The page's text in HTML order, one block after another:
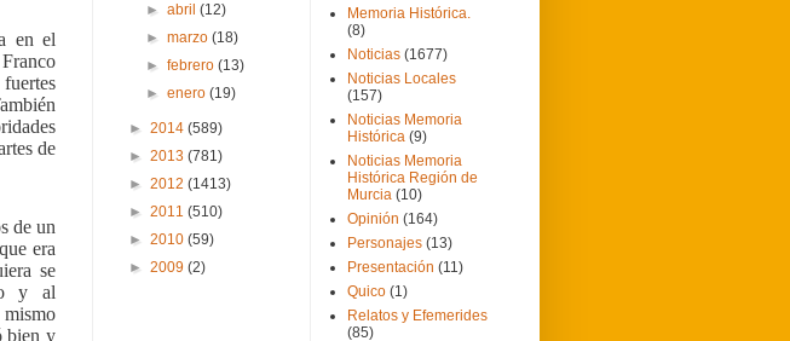
en el
de
de un
era
se
y al
bien y
►abril(12)
►marzo(18)
►febrero(13)
►enero(19)
► 2014 (589)
► 2013 (781)
► 2012 (1413)
► 2011 (510)
► 2010 (59)
► 2009 (2)
Memoria Histórica.
(8)
Noticias (1677)
Noticias Locales
(157)
Noticias Memoria
Histórica (9)
Noticias Memoria
Histórica Región de
Murcia (10)
Opinión (164)
Personajes (13)
Presentación (11)
Quico (1)
Relatos y Efemerides
(85)